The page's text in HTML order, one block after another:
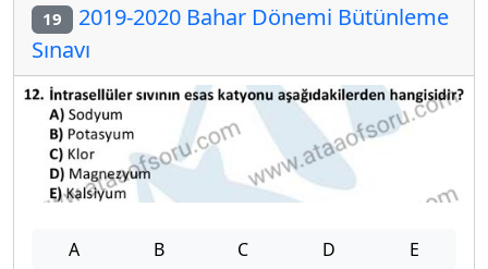
19 2019-2020 Bahar Dönemi Bütünleme
Sınavı
A B C D E